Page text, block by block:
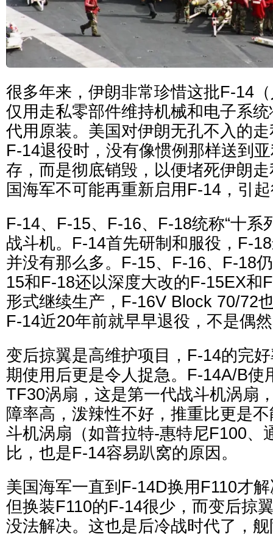
很多年来，伊朗非常珍惜这批F-14（
仅用走私零部件维持机械和电子系
代用原装。美国对伊朗无孔不入的
F-14退役时，没有像惯例那样送到
存，而是彻底销毁，以便堵死伊朗
国海军不可能再重新启用F-14，引
F-14、F-15、F-16、F-18统称“十系
战斗机。F-14首先研制和服役，F-
并没有那么多。F-15、F-16、F-18
15和F-18还以深度大改的F-15EX和
形式继续生产，F-16V Block 70/72
F-14近20年前就早早退役，不是偶
变后掠翼是高维护项目，F-14的完
期使用后更是令人捉急。F-14A/B使
TF30涡扇，这是第一代战斗机涡扇
障率高，泼辣性不好，推重比更是
斗机涡扇（如普拉特-惠特尼F100、
比，也是F-14容易趴窝的原因。
美国海军一直到F-14D换用F110才
但换装F110的F-14很少，而变后掠
没法解决。这也是后冷战时代了，